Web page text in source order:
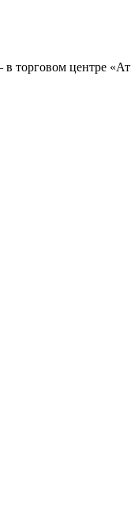
торговом центре